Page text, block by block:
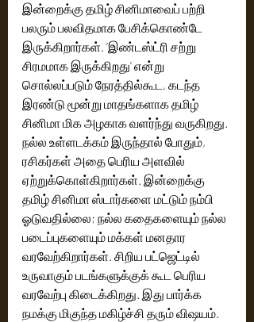
இன்றைக்கு தமிழ் சினிமாவைப் பற்றி
பலரும் பலவிதமாக பேசிக்கொண்டே
இருக்கிறார்கள். ‘இண்டஸ்ட்ரி சற்று
சிரமமாக இருக்கிறது’ என்று
சொல்லப்படும் நேரத்தில்கூட, கடந்த
இரண்டு மூன்று மாதங்களாக தமிழ்
சினிமா மிக அழகாக வளர்ந்து வருகிறது.
நல்ல உள்ளடக்கம் இருந்தால் போதும்,
ரசிகர்கள் அதை பெரிய அளவில்
ஏற்றுக்கொள்கிறார்கள். இன்றைக்கு
தமிழ் சினிமா ஸ்டார்களை மட்டும் நம்பி
ஓடுவதில்லை; நல்ல கதைகளையும் நல்ல
படைப்புகளையும் மக்கள் மனதார
வரவேற்கிறார்கள். சிறிய பட்ஜெட்டில்
உருவாகும் படங்களுக்குக் கூட பெரிய
வரவேற்பு கிடைக்கிறது. இது பார்க்க
நமக்கு மிகுந்த மகிழ்ச்சி தரும் விஷயம்.